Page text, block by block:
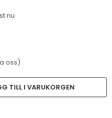
nu
oss)
TILL I VARUKORGEN